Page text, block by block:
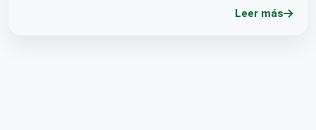
Leer más